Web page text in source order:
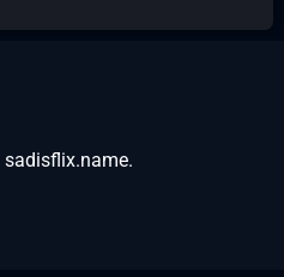
sadisflix.name.